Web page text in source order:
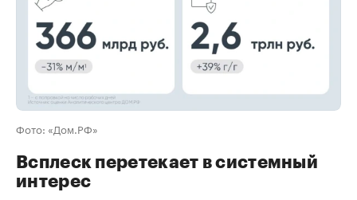
Фото: «Дом.РФ»
Всплеск перетекает в системный
интерес